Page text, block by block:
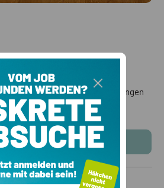
Bücher mit Reparatur Anleitungen
ANZEIGEN